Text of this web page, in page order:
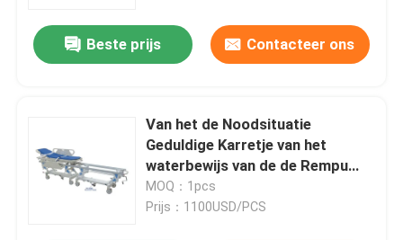
Beste prijs Contacteer ons
Van het de Noodsituatie
Geduldige Karretje van het
waterbewijs van de de Rempu
Dekking Centrale het
Vervoerskar
MOQ：1pcs
Prijs：1100USD/PCS